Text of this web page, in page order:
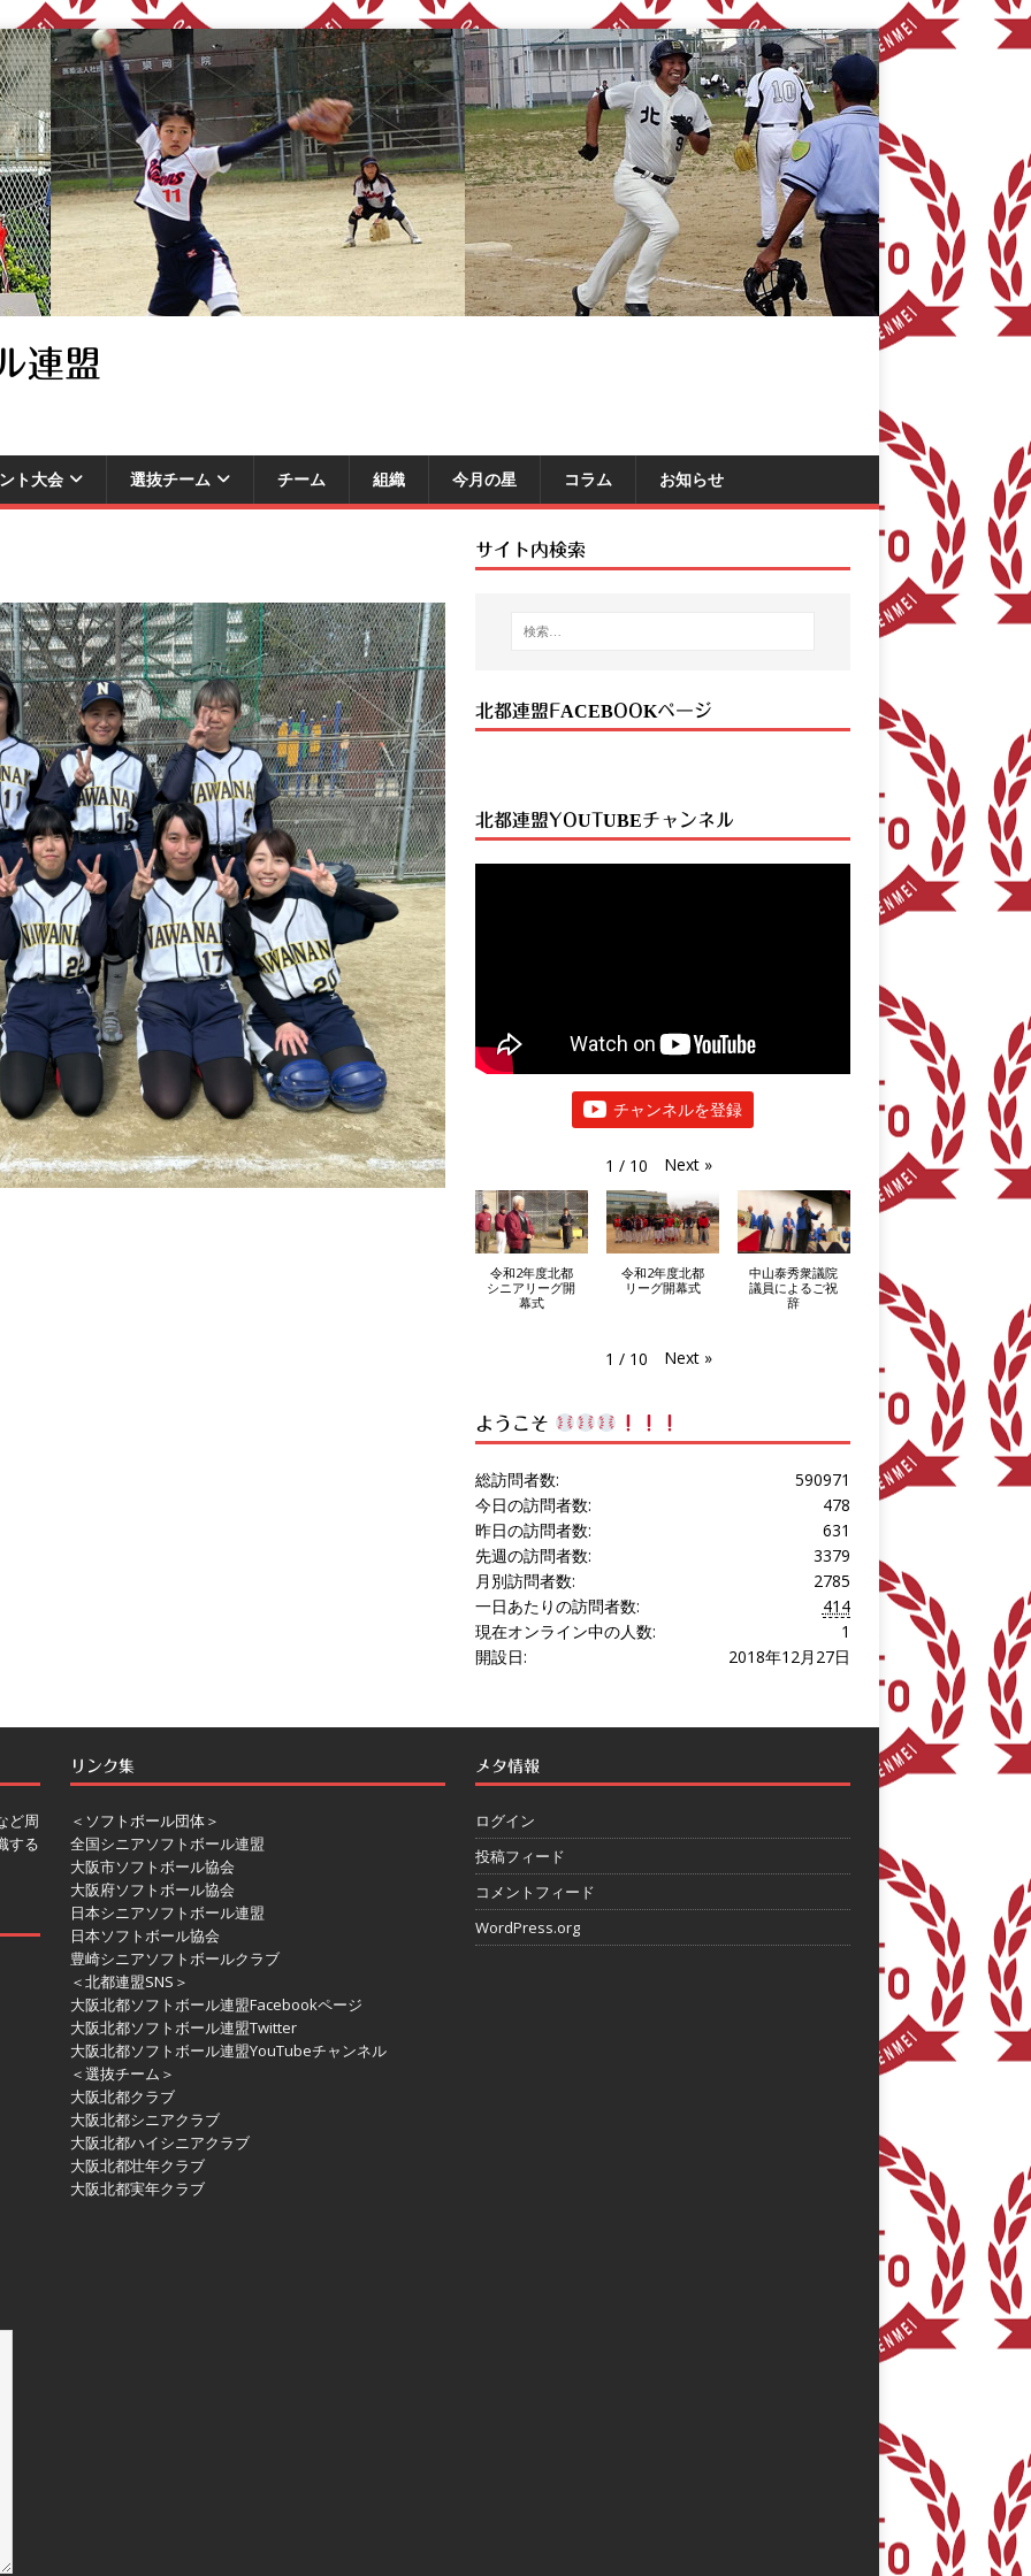
連盟
ト大会 選抜チーム チーム 組織 今月の星 コラム お知らせ
サイト内検索
北都連盟FACEBOOKページ
北都連盟YOUTUBEチャンネル
チャンネルを登録
1 / 10 Next »
令和2年度北都
シニアリーグ開
幕式
令和2年度北都
リーグ開幕式
中山泰秀衆議院
議員によるご祝
辞
1 / 10 Next »
ようこそ
590971
総訪問者数:
478
今日の訪問者数:
631
昨日の訪問者数:
3379
先週の訪問者数:
2785
月別訪問者数:
414
一日あたりの訪問者数:
1
現在オンライン中の人数:
2018年12月27日
開設日:
ど周
する
リンク集
＜ソフトボール団体＞
全国シニアソフトボール連盟
大阪市ソフトボール協会
大阪府ソフトボール協会
日本シニアソフトボール連盟
日本ソフトボール協会
豊崎シニアソフトボールクラブ
＜北都連盟SNS＞
大阪北都ソフトボール連盟Facebookページ
大阪北都ソフトボール連盟Twitter
大阪北都ソフトボール連盟YouTubeチャンネル
＜選抜チーム＞
大阪北都クラブ
大阪北都シニアクラブ
大阪北都ハイシニアクラブ
大阪北都壮年クラブ
大阪北都実年クラブ
メタ情報
ログイン
投稿フィード
コメントフィード
WordPress.org